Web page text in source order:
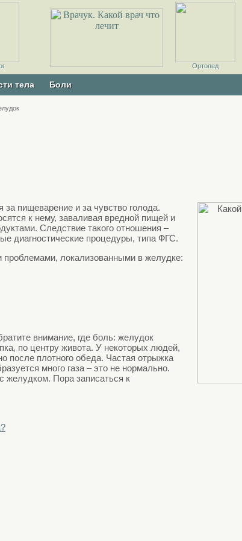
Ортодонт
Ортопед
Пародонтолог
Педиатр
Профпатолог
тела Боли
пищеварение и за чувство голода.
к нему, заваливая вредной пищей и
Следствие такого отношения –
диагностические процедуры, типа ФГС.
проблемами, локализованными в желудке:
внимание, где боль: желудок
по центру живота. У некоторых людей,
после плотного обеда. Частая отрыжка
много газа – это не нормально.
желудком. Пора записаться к